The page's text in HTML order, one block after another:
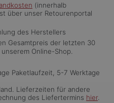
(innerhalb
über unser Retourenportal
des Herstellers
Gesamtpreis der letzten 30
Online-Shop.
Paketlaufzeit, 5-7 Werktage
Lieferzeiten für andere
des Liefertermins hier